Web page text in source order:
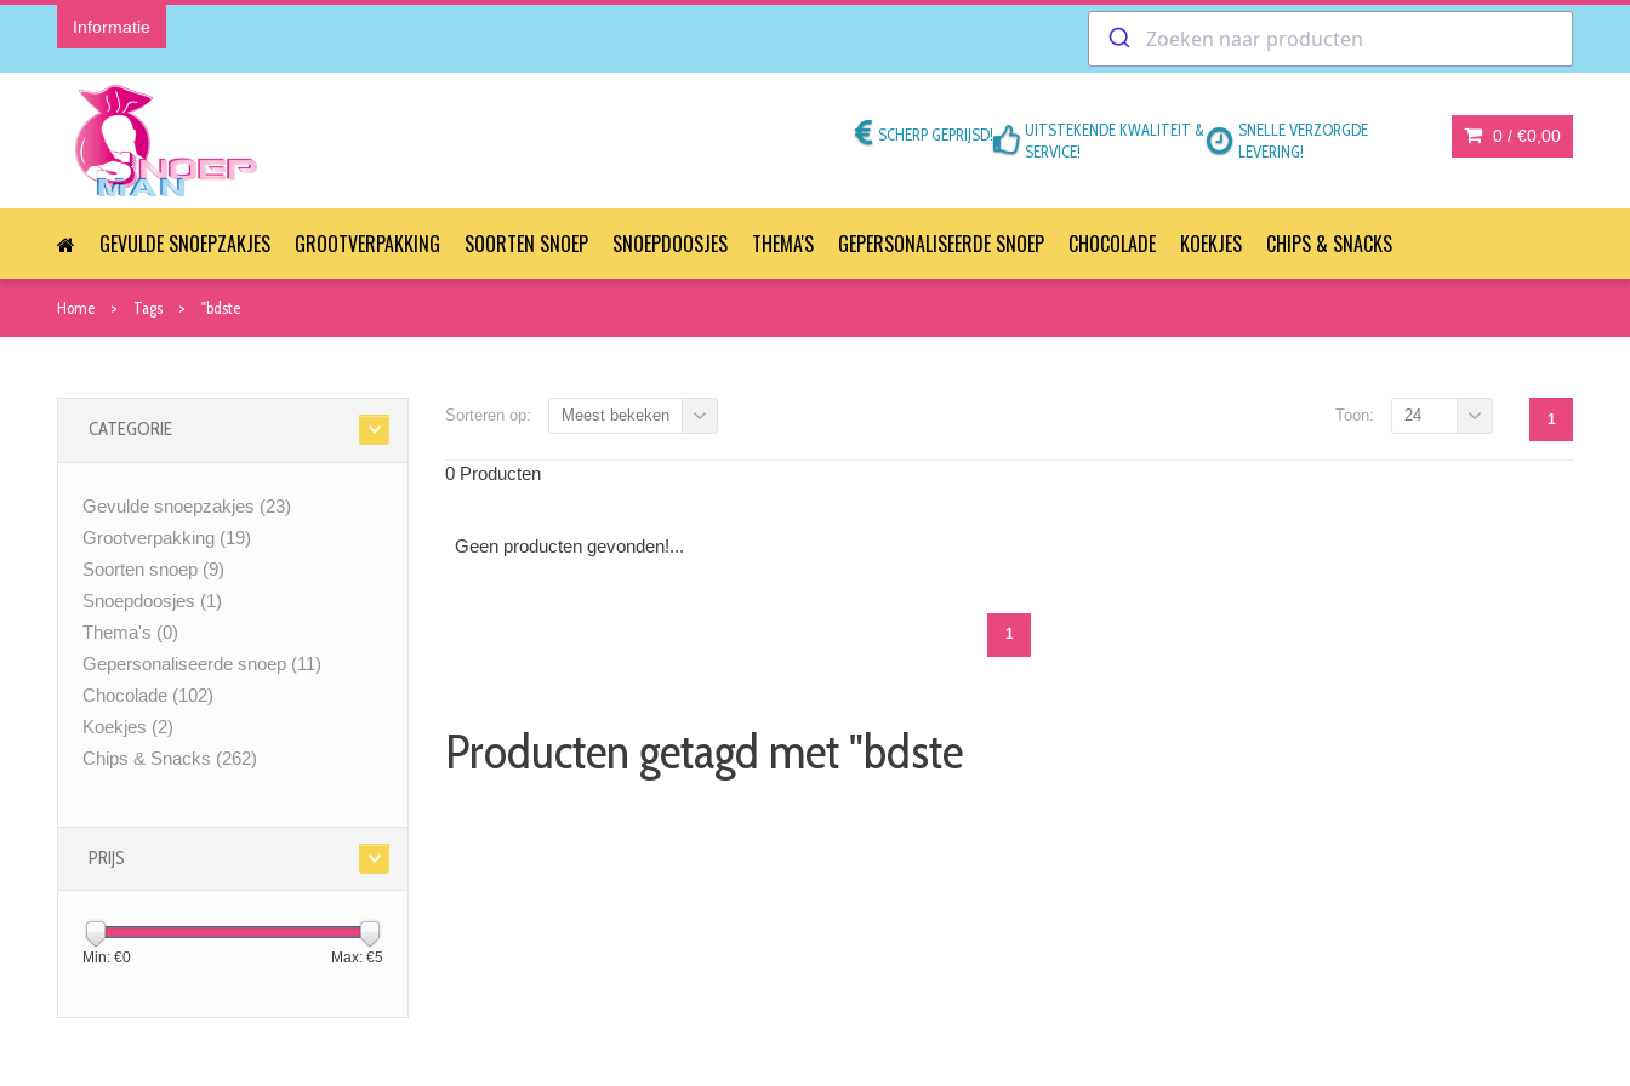
Informatie
SCHERP GEPRIJSD!
UITSTEKENDE KWALITEIT &
SERVICE!
SNELLE VERZORGDE
LEVERING!
0 / €0,00
GEVULDE SNOEPZAKJES GROOTVERPAKKING SOORTEN SNOEP SNOEPDOOSJES THEMA'S GEPERSONALISEERDE SNOEP CHOCOLADE KOEKJES CHIPS & SNACKS
Home Tags "bdste
CATEGORIE
Gevulde snoepzakjes (23)
Grootverpakking (19)
Soorten snoep (9)
Snoepdoosjes (1)
Thema's (0)
Gepersonaliseerde snoep (11)
Chocolade (102)
Koekjes (2)
Chips & Snacks (262)
PRIJS
Min: €0 Max: €5
Sorteren op: Meest bekeken 1
Toon: 24
0 Producten
Geen producten gevonden!...
1
Producten getagd met "bdste